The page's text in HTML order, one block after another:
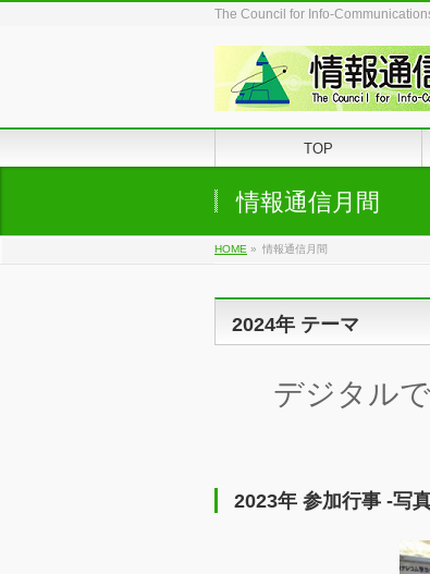
The Council for Info-
TOP
情報通信月間
HOME » 情報通信月間
2024年 テーマ
デジタル
2023年 参加行事 -写